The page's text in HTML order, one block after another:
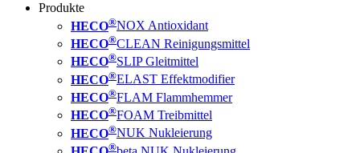
Produkte
HECO®NOX Antioxidant
HECO®CLEAN Reinigungsmittel
HECO®SLIP Gleitmittel
HECO®ELAST Effektmodifier
HECO®FLAM Flammhemmer
HECO®FOAM Treibmittel
HECO®NUK Nukleierung
®